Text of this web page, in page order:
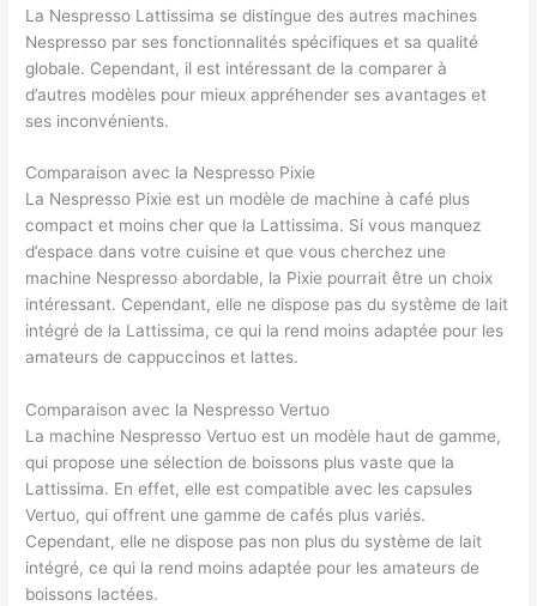
La Nespresso Lattissima se distingue des autres machines
Nespresso par ses fonctionnalités spécifiques et sa qualité
globale. Cependant, il est intéressant de la comparer à
d’autres modèles pour mieux appréhender ses avantages et
ses inconvénients.
Comparaison avec la Nespresso Pixie
La Nespresso Pixie est un modèle de machine à café plus
compact et moins cher que la Lattissima. Si vous manquez
d’espace dans votre cuisine et que vous cherchez une
machine Nespresso abordable, la Pixie pourrait être un choix
intéressant. Cependant, elle ne dispose pas du système de lait
intégré de la Lattissima, ce qui la rend moins adaptée pour les
amateurs de cappuccinos et lattes.
Comparaison avec la Nespresso Vertuo
La machine Nespresso Vertuo est un modèle haut de gamme,
qui propose une sélection de boissons plus vaste que la
Lattissima. En effet, elle est compatible avec les capsules
Vertuo, qui offrent une gamme de cafés plus variés.
Cependant, elle ne dispose pas non plus du système de lait
intégré, ce qui la rend moins adaptée pour les amateurs de
boissons lactées.